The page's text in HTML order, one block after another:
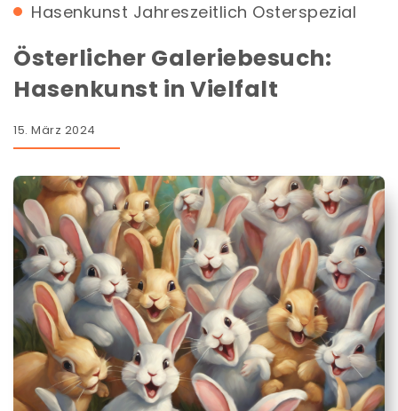
Hasenkunst Jahreszeitlich Osterspezial
Österlicher Galeriebesuch:
Hasenkunst in Vielfalt
15. März 2024